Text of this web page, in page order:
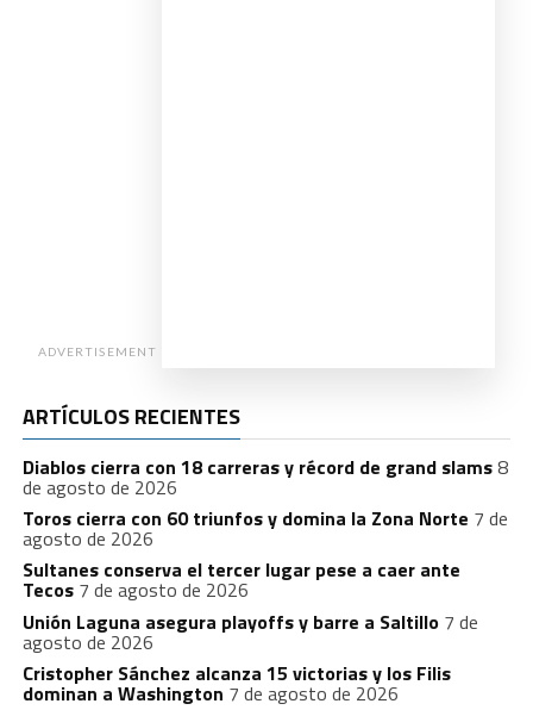
ADVERTISEMENT
ARTÍCULOS RECIENTES
Diablos cierra con 18 carreras y récord de grand slams8
de agosto de 2026
Toros cierra con 60 triunfos y domina la Zona Norte 7 de
agosto de 2026
Sultanes conserva el tercer lugar pese a caer ante
Tecos 7 de agosto de 2026
Unión Laguna asegura playoffs y barre a Saltillo 7 de
agosto de 2026
Cristopher Sánchez alcanza 15 victorias y los Filis
dominan a Washington 7 de agosto de 2026